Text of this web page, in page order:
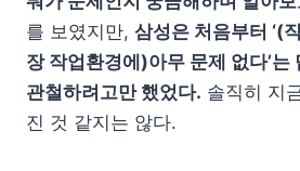
를 보였지만, 삼성은 처음부터 ‘(
장 작업환경에)아무 문제 없다’는
관철하려고만 했었다. 솔직히 지
진 것 같지는 않다.